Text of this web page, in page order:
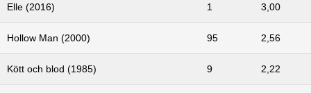
Elle (2016) 1 3,00
Hollow Man (2000) 95 2,56
Kött och blod (1985) 9 2,22